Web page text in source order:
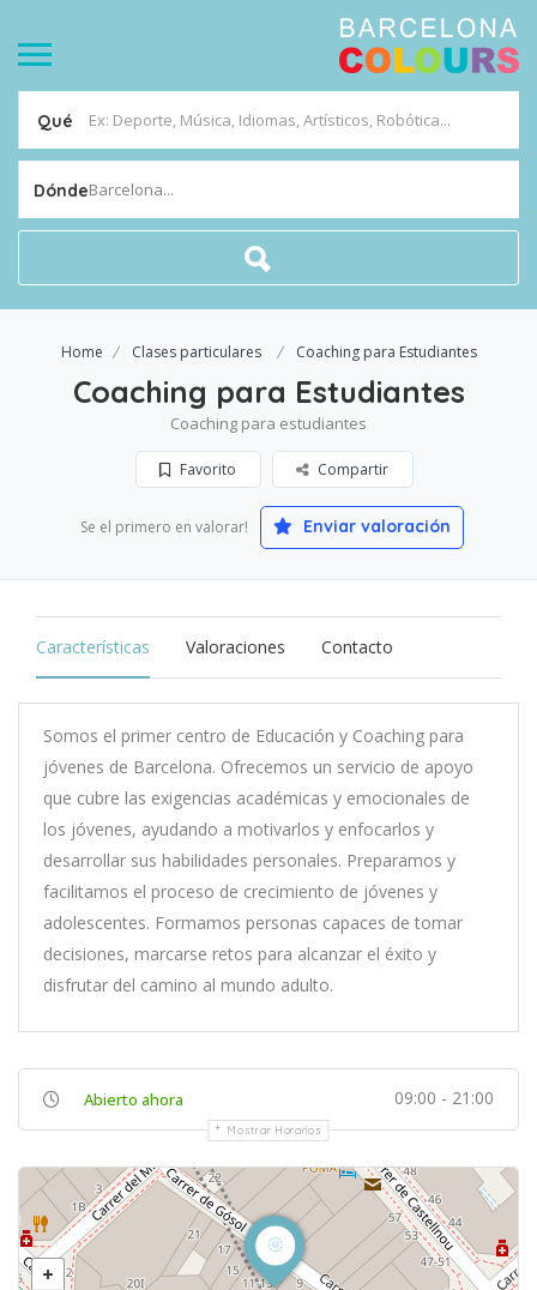
Qué
DóndeBarcelona...
Home Clases particulares Coaching para Estudiantes
Coaching para Estudiantes
Coaching para estudiantes
Favorito Compartir
Se el primero en valorar! Enviar valoración
Características Valoraciones Contacto
Somos el primer centro de Educación y Coaching para
jóvenes de Barcelona. Ofrecemos un servicio de apoyo
que cubre las exigencias académicas y emocionales de
los jóvenes, ayudando a motivarlos y enfocarlos y
desarrollar sus habilidades personales. Preparamos y
facilitamos el proceso de crecimiento de jóvenes y
adolescentes. Formamos personas capaces de tomar
decisiones, marcarse retos para alcanzar el éxito y
disfrutar del camino al mundo adulto.
Abierto ahora 09:00 - 21:00
Mostrar Horarios